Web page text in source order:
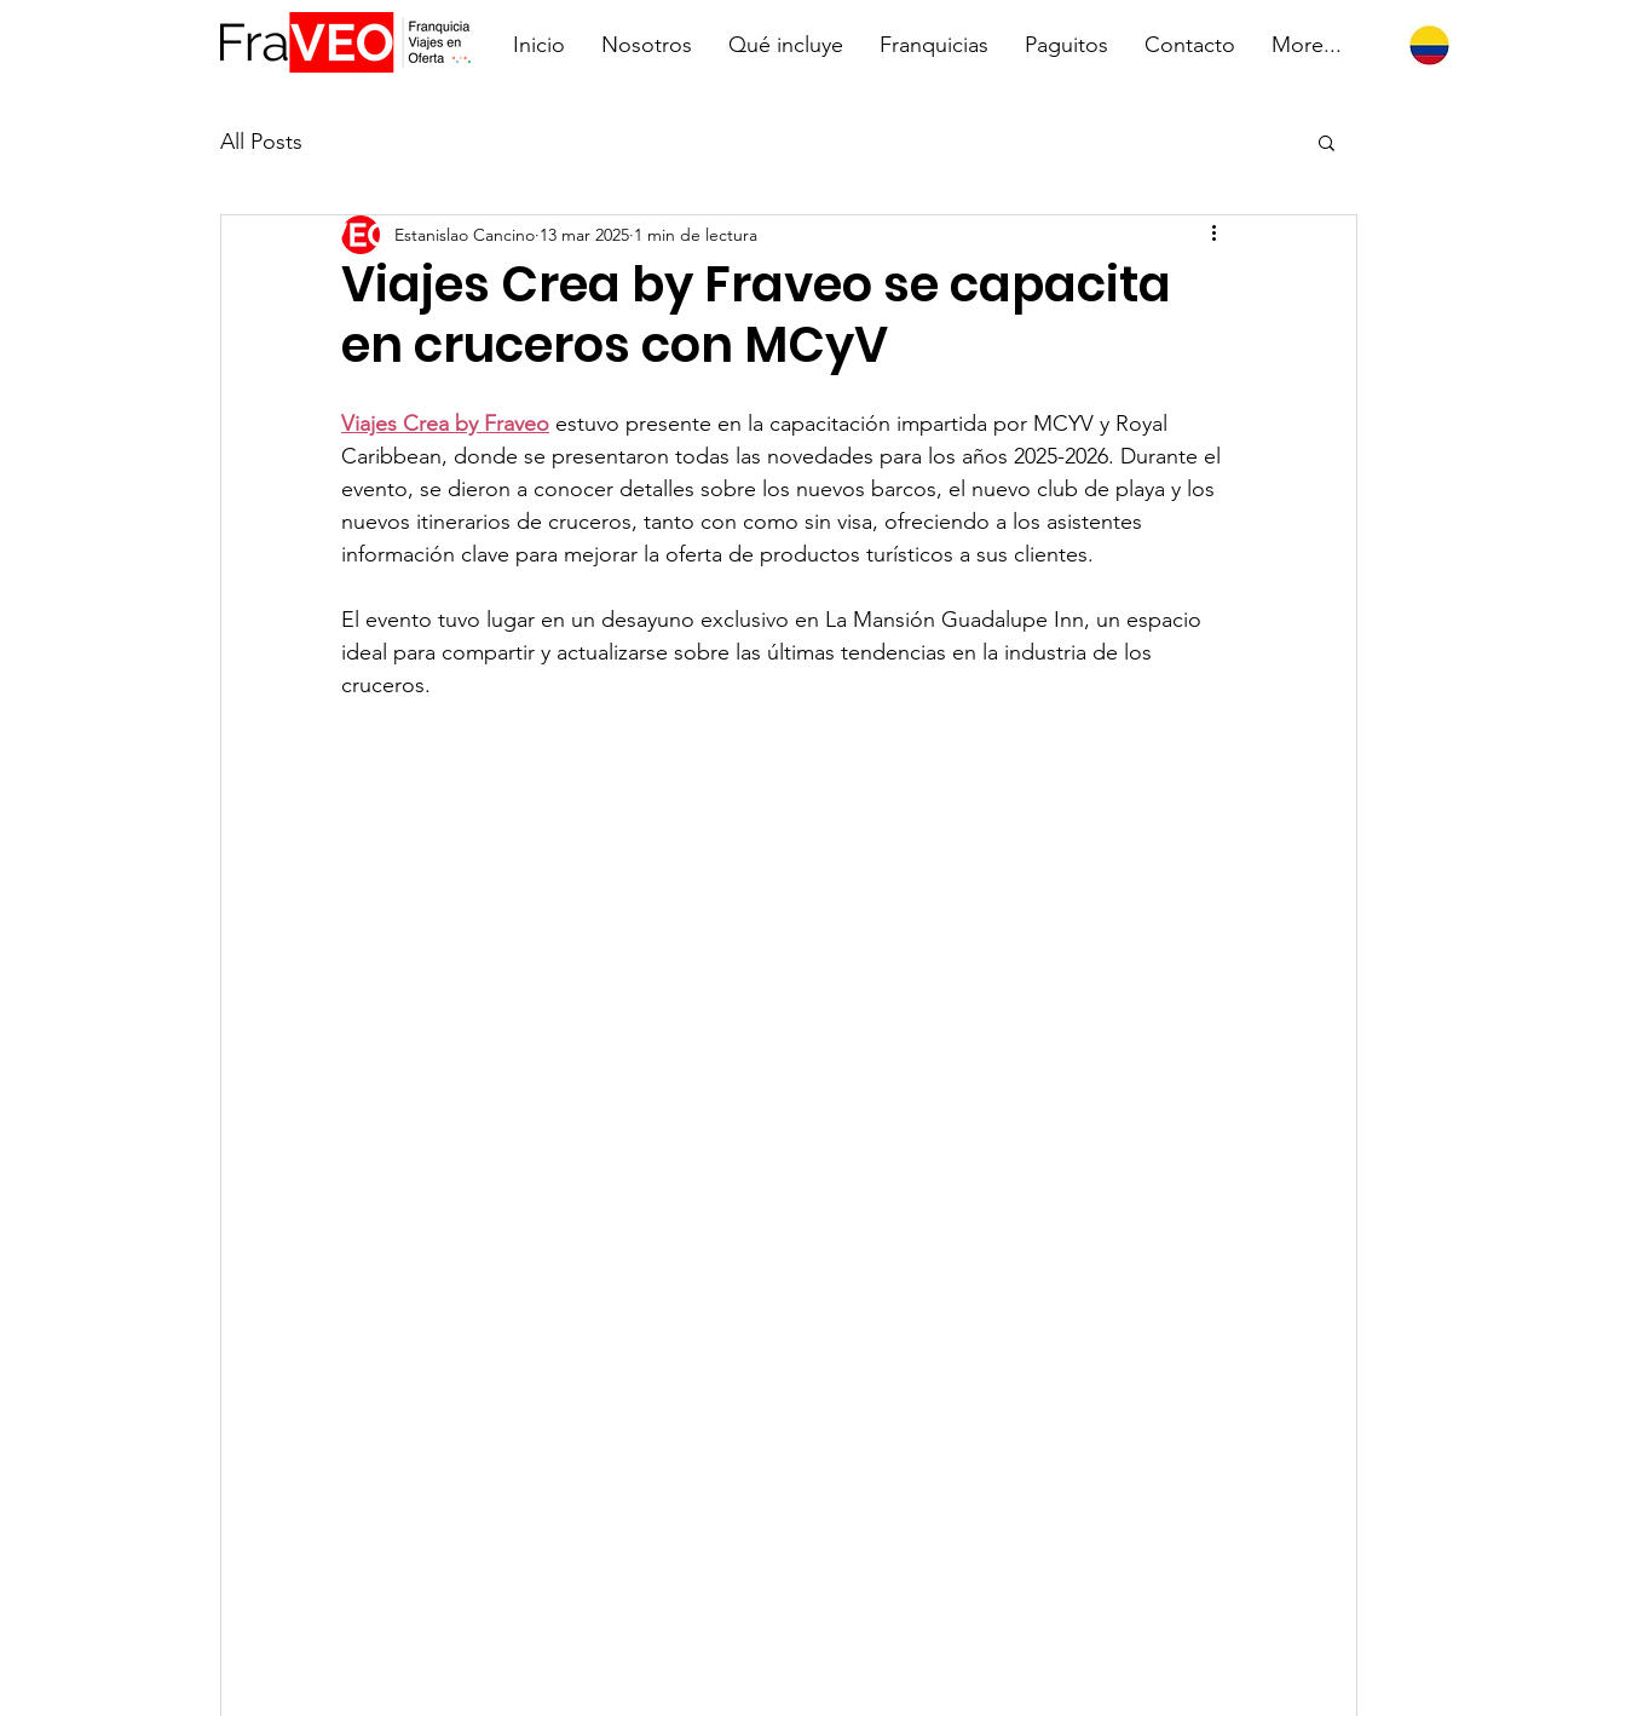
Inicio Nosotros Qué incluye Franquicias Paguitos Contacto More...
All Posts
Viajes Crea by Fraveo se capacita
en cruceros con MCyV
Estanislao Cancino 13 mar 2025 1 min de lectura
Viajes Crea by Fraveo estuvo presente en la capacitación impartida por MCYV y Royal
Caribbean, donde se presentaron todas las novedades para los años 2025-2026. Durante el
evento, se dieron a conocer detalles sobre los nuevos barcos, el nuevo club de playa y los
nuevos itinerarios de cruceros, tanto con como sin visa, ofreciendo a los asistentes
información clave para mejorar la oferta de productos turísticos a sus clientes.
El evento tuvo lugar en un desayuno exclusivo en La Mansión Guadalupe Inn, un espacio
ideal para compartir y actualizarse sobre las últimas tendencias en la industria de los
cruceros.